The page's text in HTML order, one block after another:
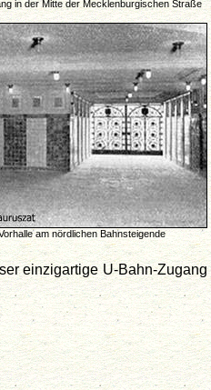
in der Mitte der Mecklenburgischen Straße
am nördlichen Bahnsteigende
einzigartige U-Bahn-Zugang